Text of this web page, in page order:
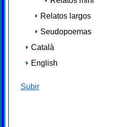
Relatos largos
Seudopoemas
Català
English
Subir